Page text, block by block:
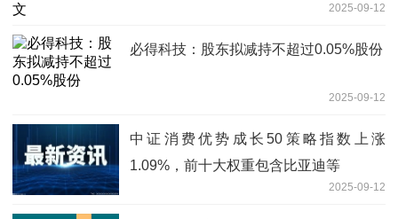
2025-09-12
必得科技：股东拟减持不超过0.05%股份
2025-09-12
中证消费优势成长50策略指数上涨
1.09%，前十大权重包含比亚迪等
2025-09-12